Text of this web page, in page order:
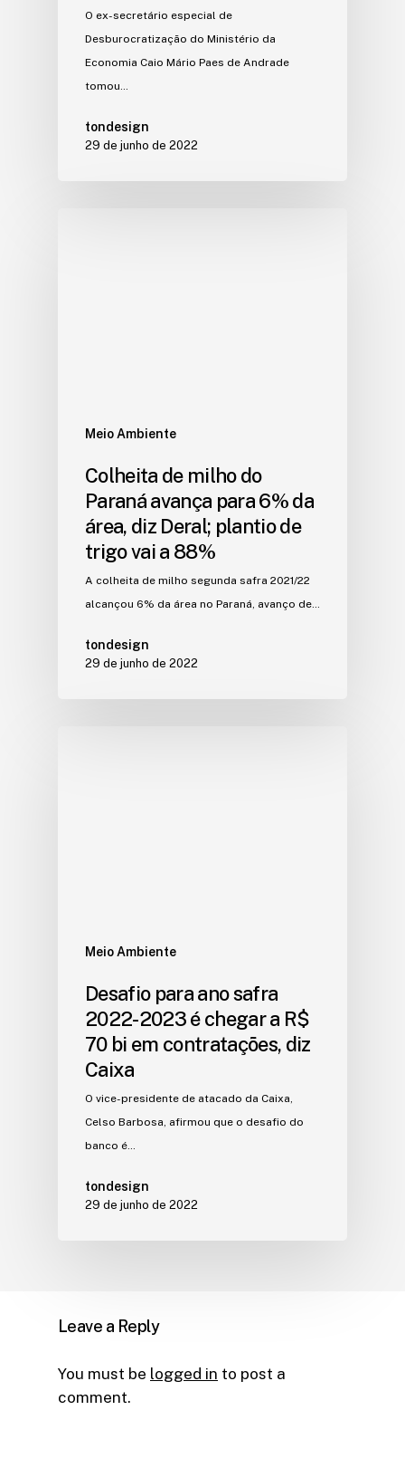
O ex-secretário especial de
Desburocratização do Ministério da
Economia Caio Mário Paes de Andrade
tomou…
tondesign
29 de junho de 2022
Meio Ambiente
Colheita de milho do
Paraná avança para 6% da
área, diz Deral; plantio de
trigo vai a 88%
A colheita de milho segunda safra 2021/22
alcançou 6% da área no Paraná, avanço de…
tondesign
29 de junho de 2022
Meio Ambiente
Desafio para ano safra
2022-2023 é chegar a R$
70 bi em contratações, diz
Caixa
O vice-presidente de atacado da Caixa,
Celso Barbosa, afirmou que o desafio do
banco é…
tondesign
29 de junho de 2022
Leave a Reply
You must be logged in to post a
comment.